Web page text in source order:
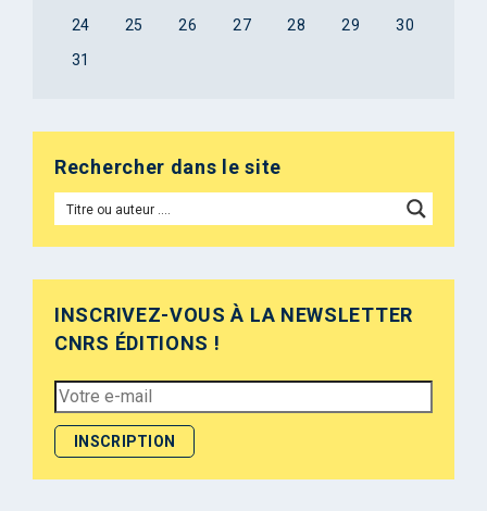
24
25 26 27 28 29
30
31
Rechercher dans le site
INSCRIVEZ-VOUS À LA NEWSLETTER
CNRS ÉDITIONS !